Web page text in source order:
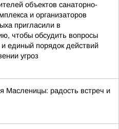
объектов санаторно-
и организаторов
пригласили в
чтобы обсудить вопросы
и единый порядок действий
угроз
Масленицы: радость встреч и